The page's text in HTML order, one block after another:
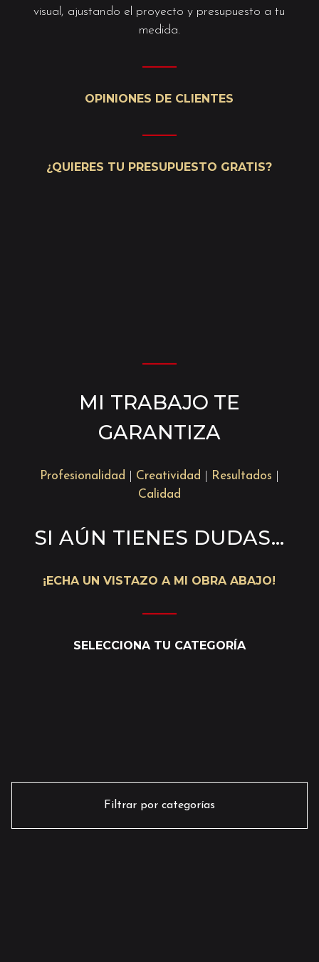
visual, ajustando el proyecto y presupuesto a tu
medida.
———
OPINIONES DE CLIENTES
———
¿QUIERES TU PRESUPUESTO GRATIS?
———
MI TRABAJO TE
GARANTIZA
Profesionalidad Creatividad Resultados
Calidad
SI AÚN TIENES DUDAS…
¡ECHA UN VISTAZO A MI OBRA ABAJO!
———
SELECCIONA TU CATEGORÍA
Filtrar por categorías